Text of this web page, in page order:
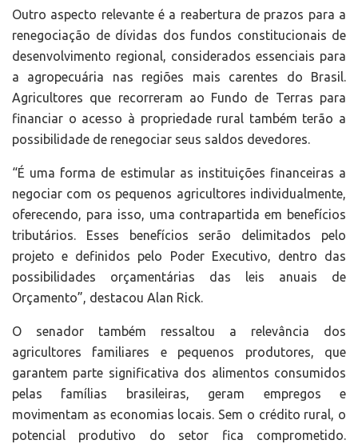
Outro aspecto relevante é a reabertura de prazos para a
renegociação de dívidas dos fundos constitucionais de
desenvolvimento regional, considerados essenciais para
a agropecuária nas regiões mais carentes do Brasil.
Agricultores que recorreram ao Fundo de Terras para
financiar o acesso à propriedade rural também terão a
possibilidade de renegociar seus saldos devedores.
“É uma forma de estimular as instituições financeiras a
negociar com os pequenos agricultores individualmente,
oferecendo, para isso, uma contrapartida em benefícios
tributários. Esses benefícios serão delimitados pelo
projeto e definidos pelo Poder Executivo, dentro das
possibilidades orçamentárias das leis anuais de
Orçamento”, destacou Alan Rick.
O senador também ressaltou a relevância dos
agricultores familiares e pequenos produtores, que
garantem parte significativa dos alimentos consumidos
pelas famílias brasileiras, geram empregos e
movimentam as economias locais. Sem o crédito rural, o
potencial produtivo do setor fica comprometido.